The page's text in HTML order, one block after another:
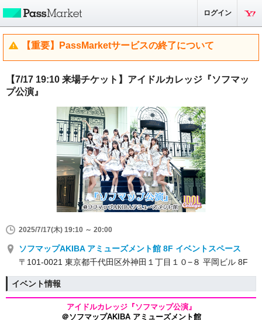
ログイン
【重要】PassMarketサービスの終了について
【7/17 19:10 来場チケット】アイドルカレッジ『ソフマッ
プ公演』
2025/7/17(木) 19:10 ～ 20:00
ソフマップAKIBA アミューズメント館 8F イベントスペース
〒101-0021 東京都千代田区外神田１丁目１０−８ 平岡ビル 8F
イベント情報
アイドルカレッジ『ソフマップ公演』
＠ソフマップAKIBA アミューズメント館